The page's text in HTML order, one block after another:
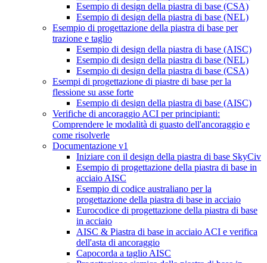
Esempio di design della piastra di base (CSA)
Esempio di design della piastra di base (NEL)
Esempio di progettazione della piastra di base per
trazione e taglio
Esempio di design della piastra di base (AISC)
Esempio di design della piastra di base (NEL)
Esempio di design della piastra di base (CSA)
Esempi di progettazione di piastre di base per la
flessione su asse forte
Esempio di design della piastra di base (AISC)
Verifiche di ancoraggio ACI per principianti:
Comprendere le modalità di guasto dell'ancoraggio e
come risolverle
Documentazione v1
Iniziare con il design della piastra di base SkyCiv
Esempio di progettazione della piastra di base in
acciaio AISC
Esempio di codice australiano per la
progettazione della piastra di base in acciaio
Eurocodice di progettazione della piastra di base
in acciaio
AISC & Piastra di base in acciaio ACI e verifica
dell'asta di ancoraggio
Capocorda a taglio AISC